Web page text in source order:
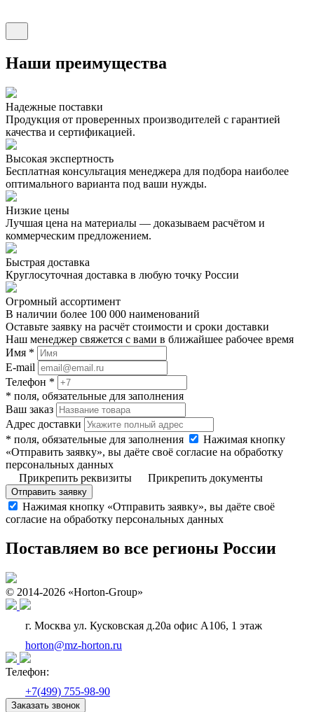
Наши преимущества
Надежные поставки
Продукция от проверенных производителей с гарантией
качества и сертификацией.
Высокая экспертность
Бесплатная консультация менеджера для подбора наиболее
оптимального варианта под ваши нужды.
Низкие цены
Лучшая цена на материалы — доказываем расчётом и
коммерческим предложением.
Быстрая доставка
Круглосуточная доставка в любую точку России
Огромный ассортимент
В наличии более 100 000 наименований
Оставьте заявку на расчёт стоимости и сроки доставки
Наш менеджер свяжется с вами в ближайшее рабочее время
Имя *
E-mail
Телефон *
* поля, обязательные для заполнения
Ваш заказ
Адрес доставки
* поля, обязательные для заполнения
Нажимая кнопку
«Отправить заявку», вы даёте своё согласие на обработку
персональных данных
Прикрепить реквизиты
Прикрепить документы
Отправить заявку
Нажимая кнопку «Отправить заявку», вы даёте своё
согласие на обработку персональных данных
Поставляем во все регионы России
© 2014-2026 «Horton-Group»
г. Москва ул. Кусковская д.20а офис А106, 1 этаж
horton@mz-horton.ru
Телефон:
+7(499) 755-98-90
Заказать звонок